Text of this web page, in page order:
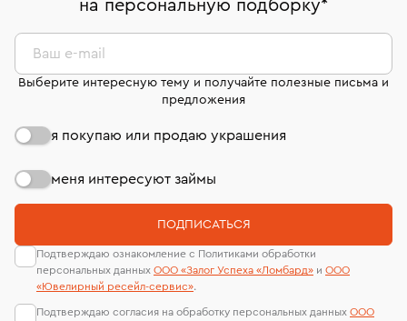
дней на возврат. Детальные условия возврата
комиссионных украшений и часов смотрите на
странице«Возврат украшений»
сертификаты МГУ и других геммологических
лабораторий
на персональную подборку*
Ваш e-mail
Выберите интересную тему и получайте полезные письма и
предложения
я покупаю или продаю украшения
меня интересуют займы
ПОДПИСАТЬСЯ
Подтверждаю ознакомление с Политиками обработки
персональных данных ООО «Залог Успеха «Ломбард» и ООО
«Ювелирный ресейл-сервиc».
Подтверждаю согласия на обработку персональных данных ООО